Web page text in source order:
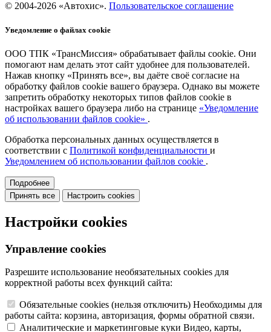
© 2004-2026 «Автохис». Пользовательское соглашение
Уведомление о файлах cookie
ООО ТПК «ТрансМиссия» обрабатывает файлы cookie. Они
помогают нам делать этот сайт удобнее для пользователей.
Нажав кнопку «Принять все», вы даёте своё согласие на
обработку файлов cookie вашего браузера. Однако вы можете
запретить обработку некоторых типов файлов cookie в
настройках вашего браузера либо на странице «Уведомление
об использовании файлов cookie» .
Обработка персональных данных осуществляется в
соответствии с Политикой конфиденциальности и
Уведомлением об использовании файлов cookie .
Подробнее
Принять все
Настроить cookies
Настройки cookies
Управление cookies
Разрешите использование необязательных cookies для
корректной работы всех функций сайта:
Обязательные cookies (нельзя отключить) Необходимы для
работы сайта: корзина, авторизация, формы обратной связи.
Аналитические и маркетинговые куки Видео, карты,